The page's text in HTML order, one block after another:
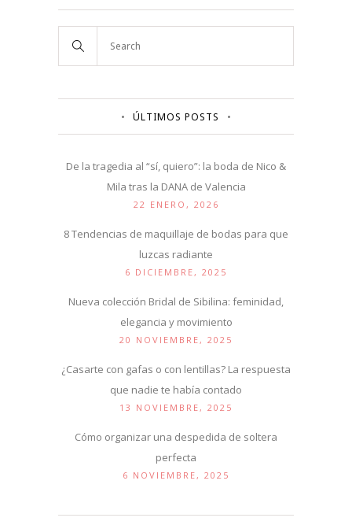
ÚLTIMOS POSTS
De la tragedia al “sí, quiero”: la boda de Nico &
Mila tras la DANA de Valencia
22 ENERO, 2026
8 Tendencias de maquillaje de bodas para que
luzcas radiante
6 DICIEMBRE, 2025
Nueva colección Bridal de Sibilina: feminidad,
elegancia y movimiento
20 NOVIEMBRE, 2025
¿Casarte con gafas o con lentillas? La respuesta
que nadie te había contado
13 NOVIEMBRE, 2025
Cómo organizar una despedida de soltera
perfecta
6 NOVIEMBRE, 2025